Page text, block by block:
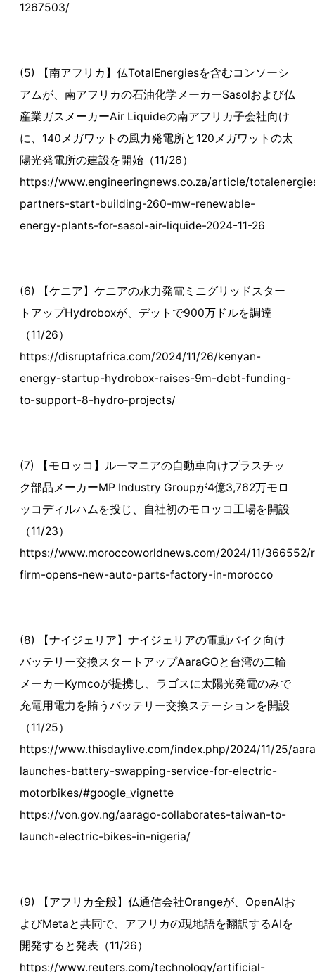
1267503/
(5) 【南アフリカ】仏TotalEnergiesを含むコンソーシ
アムが、南アフリカの石油化学メーカーSasolおよび仏
産業ガスメーカーAir Liquideの南アフリカ子会社向け
に、140メガワットの風力発電所と120メガワットの太
陽光発電所の建設を開始（11/26）
https://www.engineeringnews.co.za/article/
partners-start-building-260-mw-renewable-
energy-plants-for-sasol-air-liquide-2024-11-26
(6) 【ケニア】ケニアの水力発電ミニグリッドスター
トアップHydroboxが、デットで900万ドルを調達
（11/26）
https://disruptafrica.com/2024/11/26/kenyan-
energy-startup-hydrobox-raises-9m-debt-funding-
to-support-8-hydro-projects/
(7) 【モロッコ】ルーマニアの自動車向けプラスチッ
ク部品メーカーMP Industry Groupが4億3,762万モロ
ッコディルハムを投じ、自社初のモロッコ工場を開設
（11/23）
https://www.moroccoworldnews.com/2024/11/366552/
firm-opens-new-auto-parts-factory-in-morocco
(8) 【ナイジェリア】ナイジェリアの電動バイク向け
バッテリー交換スタートアップAaraGOと台湾の二輪
メーカーKymcoが提携し、ラゴスに太陽光発電のみで
充電用電力を賄うバッテリー交換ステーションを開設
（11/25）
https://www.thisdaylive.com/index.php/2024/11/25/
launches-battery-swapping-service-for-electric-
motorbikes/#google_vignette
https://von.gov.ng/aarago-collaborates-taiwan-to-
launch-electric-bikes-in-nigeria/
(9) 【アフリカ全般】仏通信会社Orangeが、OpenAIお
よびMetaと共同で、アフリカの現地語を翻訳するAIを
開発すると発表（11/26）
https://www.reuters.com/technology/artificial-